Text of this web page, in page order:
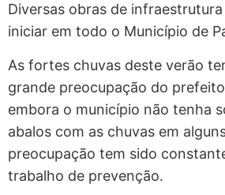
Diversas obras de
iniciar em todo o Município de
As fortes chuvas deste verão
grande preocupação do
embora o município não tenha
abalos com as chuvas em
preocupação tem sido
trabalho de prevenção.